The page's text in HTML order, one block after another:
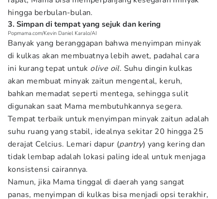
hingga berbulan-bulan.
3. Simpan di tempat yang sejuk dan kering
Popmama.com/Kevin Daniel Karalo/AI
Banyak yang beranggapan bahwa menyimpan minyak
di kulkas akan membuatnya lebih awet, padahal cara
ini kurang tepat untuk olive oil. Suhu dingin kulkas
akan membuat minyak zaitun mengental, keruh,
bahkan memadat seperti mentega, sehingga sulit
digunakan saat Mama membutuhkannya segera.
Tempat terbaik untuk menyimpan minyak zaitun adalah
suhu ruang yang stabil, idealnya sekitar 20 hingga 25
derajat Celcius. Lemari dapur (pantry) yang kering dan
tidak lembap adalah lokasi paling ideal untuk menjaga
konsistensi cairannya.
Namun, jika Mama tinggal di daerah yang sangat
panas, menyimpan di kulkas bisa menjadi opsi terakhir,